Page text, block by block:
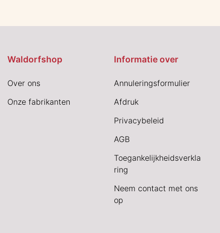
Waldorfshop
Over ons
Onze fabrikanten
Informatie over
Annuleringsformulier
Afdruk
Privacybeleid
AGB
Toegankelijkheidsverkla
ring
Neem contact met ons
op